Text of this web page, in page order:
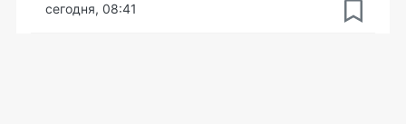
сегодня, 08:41